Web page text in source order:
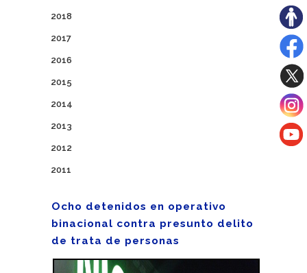
2018
2017
2016
2015
2014
2013
2012
2011
Ocho detenidos en operativo
binacional contra presunto delito
de trata de personas